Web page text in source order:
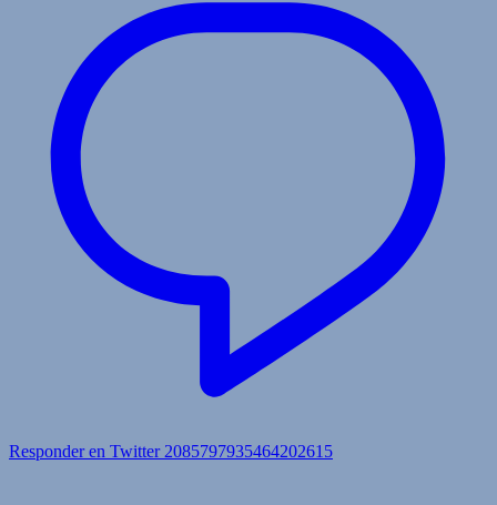
Responder en Twitter 2085797935464202615